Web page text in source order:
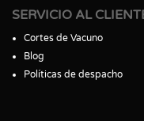
SERVICIO AL
Cortes de Vacuno
Blog
Políticas de despacho